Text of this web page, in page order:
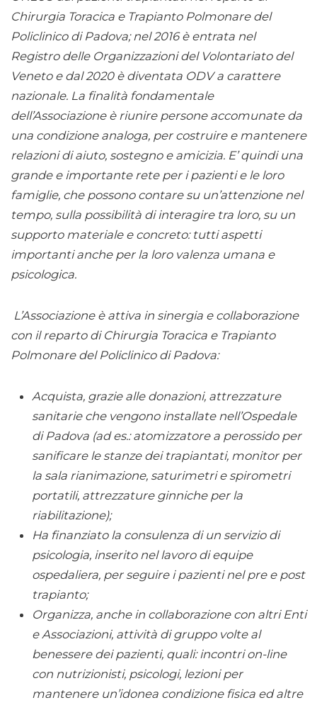
Chirurgia Toracica e Trapianto Polmonare del
Policlinico di Padova; nel 2016 è entrata nel
Registro delle Organizzazioni del Volontariato del
Veneto e dal 2020 è diventata ODV a carattere
nazionale. La finalità fondamentale
dell’Associazione è riunire persone accomunate da
una condizione analoga, per costruire e mantenere
relazioni di aiuto, sostegno e amicizia. E’ quindi una
grande e importante rete per i pazienti e le loro
famiglie, che possono contare su un’attenzione nel
tempo, sulla possibilità di interagire tra loro, su un
supporto materiale e concreto: tutti aspetti
importanti anche per la loro valenza umana e
psicologica.
L’Associazione è attiva in sinergia e collaborazione
con il reparto di Chirurgia Toracica e Trapianto
Polmonare del Policlinico di Padova:
Acquista, grazie alle donazioni, attrezzature
sanitarie che vengono installate nell’Ospedale
di Padova (ad es.:atomizzatore a perossido per
sanificare le stanze dei trapiantati, monitor per
la sala rianimazione, saturimetri e spirometri
portatili, attrezzature ginniche per la
riabilitazione);
Ha finanziato la consulenza di un servizio di
psicologia, inserito nel lavoro di equipe
ospedaliera, per seguire i pazienti nel pre e post
trapianto;
Organizza, anche in collaborazione con altri Enti
e Associazioni, attività di gruppo volte al
benessere dei pazienti, quali: incontri on-line
con nutrizionisti, psicologi, lezioni per
mantenere un’idonea condizione fisica ed altre